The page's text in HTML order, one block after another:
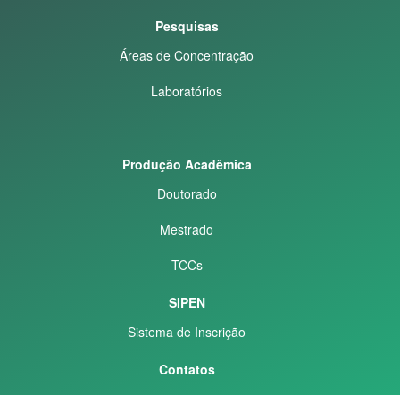
Pesquisas
Áreas de Concentração
Laboratórios
Produção Acadêmica
Doutorado
Mestrado
TCCs
SIPEN
Sistema de Inscrição
Contatos